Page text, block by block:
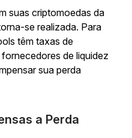
suas criptomoedas da
se realizada. Para
têm taxas de
de liquidez
sua perda
a Perda